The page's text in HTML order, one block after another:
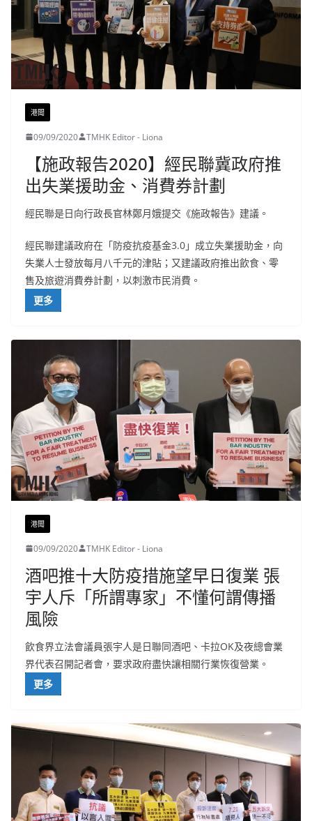
港聞
09/09/2020 TMHK Editor - Liona
【施政報告2020】經民聯冀政府推
出失業援助金、消費券計劃
經民聯是日向行政長官林鄭月娥提交《施政報告》建議。
經民聯建議政府在「防疫抗疫基金3.0」成立失業援助金，向
失業人士發放每月八千元的津貼；又建議政府推出飲食、零
售及旅遊消費券計劃，以刺激市民消費。
更多
港聞
09/09/2020 TMHK Editor - Liona
酒吧推十大防疫措施望早日復業 張
宇人斥「所謂專家」不懂何謂傳播
風險
飲食界立法會議員張宇人是日聯同酒吧、卡拉OK及夜總會業
界代表召開記者會，要求政府盡快讓相關行業恢復營業。
更多